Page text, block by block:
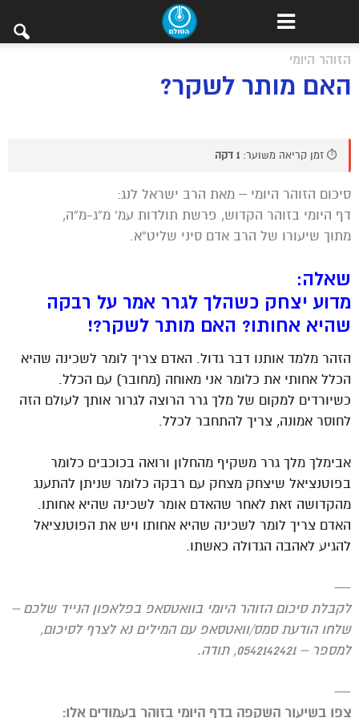
הזוהר היומי
האם מותר לשקר?
⏱️ זמן קריאה משוער: 1 דקה
סיכום הזוהר היומי – מאת הרב ישראל לנג:
דף היומי בזוהר הקדוש, פרשת תולדות עמ’ מ”ג-מ”ה,
מתוך שיעורו של הרב אדם סיני שליט”א.
שאלה:
מדוע יצחק כשהלך לגרר אמר על רבקה
שהיא אחותו? האם מותר לשקר?!
הזהר מלמד אותנו דבר גדול. האדם צריך לומר לשכינה שהיא
הכלל אחותי את כלומר אני מאוחה (מחובר) עם הכלל.
כשיורדים למקום של מלך גרר הרוצה לגרור אותך לעולם הזה
לחוסר אמונה, צריך להתחבר לכלל.
אבימלך מלך גרר משקיף מהחלון ורואה בכוכבים כלומר
בפוטנציאל שיצחק מצחק עם רבקה כלומר שניתן להתענג
מהקדושה זאת לאחר שהאדם אומר לשכינה שהיא אחותו.
האדם צריך לומר לשכינה שהיא אחותו ויש את הפוטנציאל
להגיע לאהבה הגדולה כאשתו.
—
לקבלת סיכום הזוהר היומי בוואטסאפ בפלאפון הנייד שלכם–
שלחו הודעת סמס/וואטסאפ עם המילים נא לצרף לסיכום,
למספר – 0542142421, תודה
.
—
צפו בשיעור השקפה בדף היומי בזוהר בעמודים אלו: